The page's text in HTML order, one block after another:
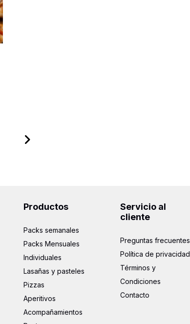
Productos
Packs semanales
Packs Mensuales
Individuales
Lasañas y pasteles
Pizzas
Aperitivos
Acompañamientos
Servicio al
cliente
Preguntas frecuentes
Política de privacidad
Términos y
Condiciones
Contacto